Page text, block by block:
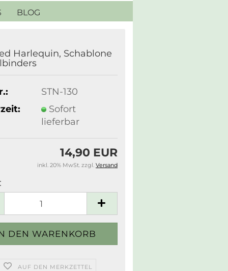
BLOG
Harlequin, Schablone
STN-130
Sofort
lieferbar
14,90 EUR
inkl. 20% MwSt. zzgl. Versand
AUF DEN MERKZETTEL